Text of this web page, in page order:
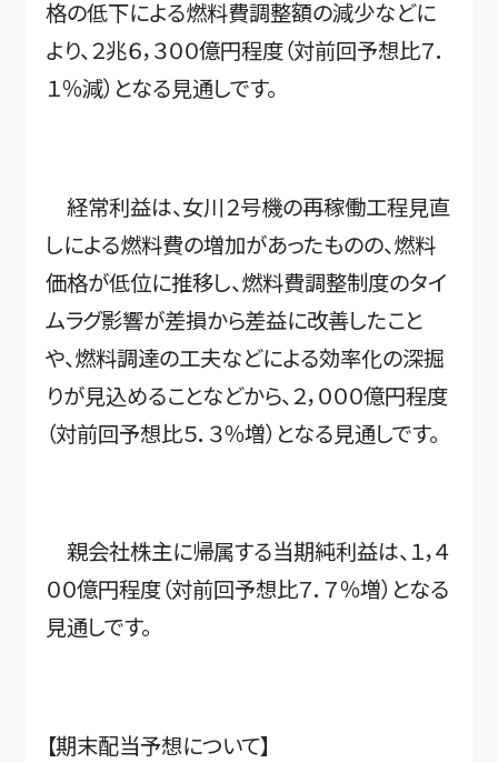
格の低下による燃料費調整額の減少などに
より、２兆６，３００億円程度（対前回予想比７．
１％減）となる見通しです。
経常利益は、女川２号機の再稼働工程見直
しによる燃料費の増加があったものの、燃料
価格が低位に推移し、燃料費調整制度のタイ
ムラグ影響が差損から差益に改善したこと
や、燃料調達の工夫などによる効率化の深掘
りが見込めることなどから、２，０００億円程度
（対前回予想比５．３％増）となる見通しです。
親会社株主に帰属する当期純利益は、１，４
００億円程度（対前回予想比７．７％増）となる
見通しです。
【期末配当予想について】